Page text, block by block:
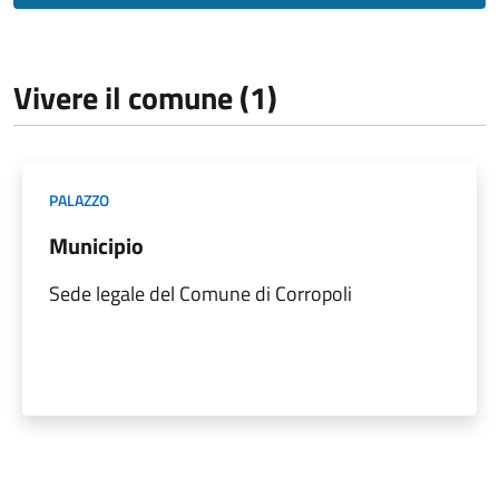
Vivere il comune (1)
PALAZZO
Municipio
Sede legale del Comune di Corropoli